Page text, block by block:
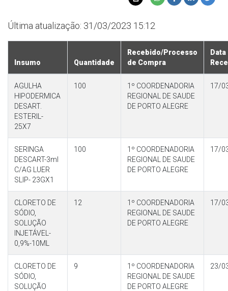
Última atualização: 31/03/2023 15:12
Insumo Quantidade
Recebido/Processo
de Compra
AGULHA
HIPODERMICA
DESART.
ESTERIL-
25X7
100
1º COORDENADORIA
REGIONAL DE SAUDE
DE PORTO ALEGRE
17/
SERINGA
DESCART-3ml
C/AG LUER
SLIP- 23GX1
100
1º COORDENADORIA
REGIONAL DE SAUDE
DE PORTO ALEGRE
17/
CLORETO DE
SÓDIO,
SOLUÇÃO
INJETÁVEL-
0,9%-10ML
12
1º COORDENADORIA
REGIONAL DE SAUDE
DE PORTO ALEGRE
17/
CLORETO DE
SÓDIO,
SOLUÇÃO
9
1º COORDENADORIA
REGIONAL DE SAUDE
DE PORTO ALEGRE
23/